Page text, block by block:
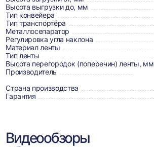
Высота выгрузки до, мм
Тип конвейера
Тип транспортёра
Металлосепаратор
Регулировка угла наклона
Материал ленты
Тип ленты
Высота перегородок (поперечин) ленты, мм
Производитель
Страна производства
Гарантия
Видеообзоры